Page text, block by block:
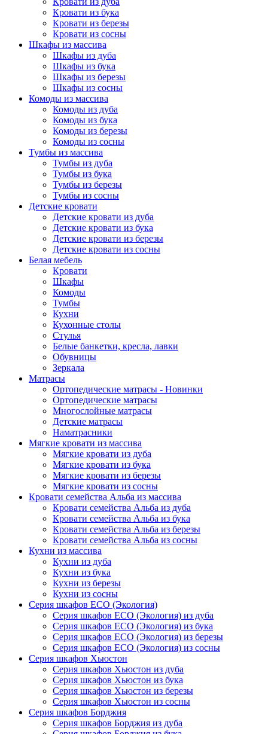
Кровати из бука
Кровати из березы
Кровати из сосны
Шкафы из массива
Шкафы из дуба
Шкафы из бука
Шкафы из березы
Шкафы из сосны
Комоды из массива
Комоды из дуба
Комоды из бука
Комоды из березы
Комоды из сосны
Тумбы из массива
Тумбы из дуба
Тумбы из бука
Тумбы из березы
Тумбы из сосны
Детские кровати
Детские кровати из дуба
Детские кровати из бука
Детские кровати из березы
Детские кровати из сосны
Белая мебель
Кровати
Шкафы
Комоды
Тумбы
Кухни
Кухонные столы
Стулья
Белые банкетки, кресла, лавки
Обувницы
Зеркала
Матрасы
Ортопедические матрасы - Новинки
Ортопедические матрасы
Многослойные матрасы
Детские матрасы
Наматрасники
Мягкие кровати из массива
Мягкие кровати из дуба
Мягкие кровати из бука
Мягкие кровати из березы
Мягкие кровати из сосны
Кровати семейства Альба из массива
Кровати семейства Альба из дуба
Кровати семейства Альба из бука
Кровати семейства Альба из березы
Кровати семейства Альба из сосны
Кухни из массива
Кухни из дуба
Кухни из бука
Кухни из березы
Кухни из сосны
Серия шкафов ECO (Экология)
Серия шкафов ECO (Экология) из дуба
Серия шкафов ECO (Экология) из бука
Серия шкафов ECO (Экология) из березы
Серия шкафов ECO (Экология) из сосны
Серия шкафов Хьюстон
Серия шкафов Хьюстон из дуба
Серия шкафов Хьюстон из бука
Серия шкафов Хьюстон из березы
Серия шкафов Хьюстон из сосны
Серия шкафов Борджия
Серия шкафов Борджия из дуба